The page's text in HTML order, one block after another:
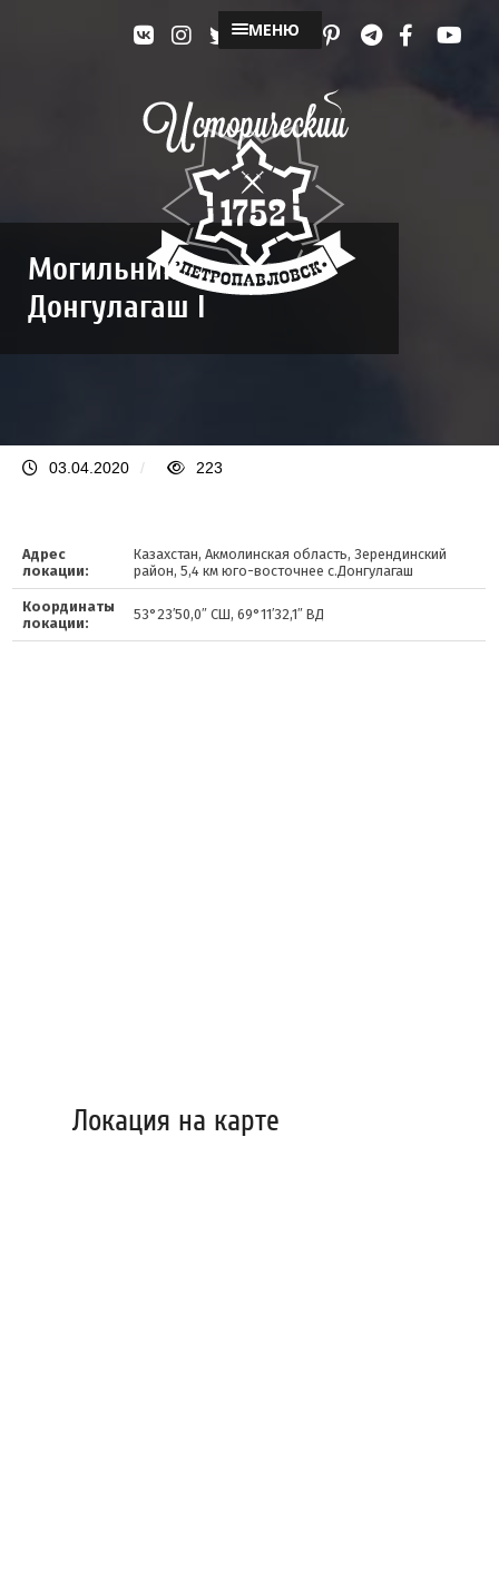
МЕНЮ
Могильник
Донгулагаш I
03.04.2020 / 223
Адрес
локации:
Казахстан, Акмолинская область, Зерендинский
район, 5,4 км юго-восточнее с.Донгулагаш
Координаты
локации:
53°23′50,0″ СШ, 69°11′32,1″ ВД
Локация на карте